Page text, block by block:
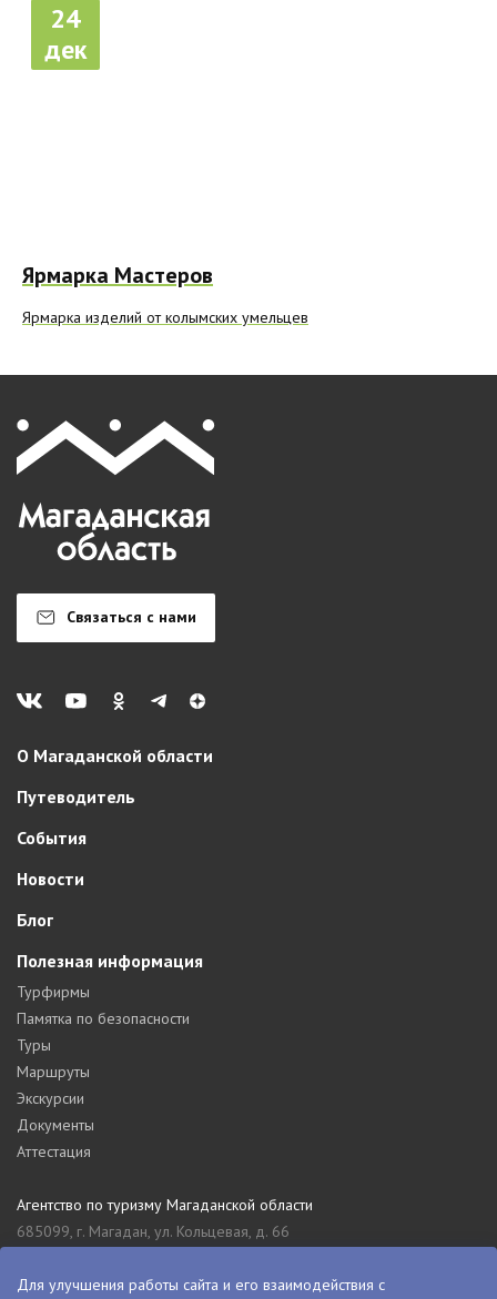
24
дек
Ярмарка Мастеров
Ярмарка изделий от колымских умельцев
Связаться с нами
О Магаданской области
Путеводитель
События
Новости
Блог
Полезная информация
Турфирмы
Памятка по безопасности
Туры
Маршруты
Экскурсии
Документы
Аттестация
Агентство по туризму Магаданской области
685099, г. Магадан, ул. Кольцевая, д. 66
8 (4132) 61-76-67
Для улучшения работы сайта и его взаимодействия с